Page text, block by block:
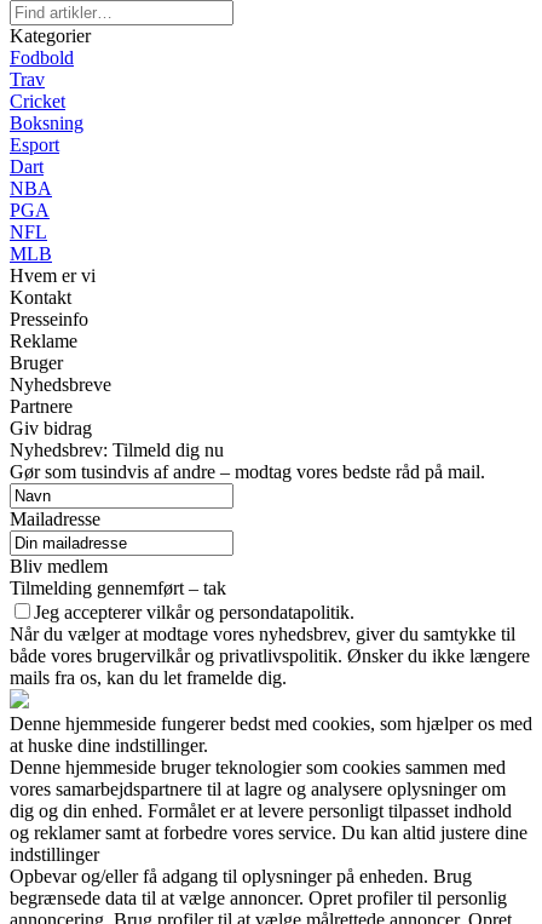
Kategorier
Fodbold
Trav
Cricket
Boksning
Esport
Dart
NBA
PGA
NFL
MLB
Hvem er vi
Kontakt
Presseinfo
Reklame
Bruger
Nyhedsbreve
Partnere
Giv bidrag
Nyhedsbrev: Tilmeld dig nu
Gør som tusindvis af andre – modtag vores bedste råd på mail.
Mailadresse
Bliv medlem
Tilmelding gennemført – tak
Jeg accepterer vilkår og persondatapolitik.
Når du vælger at modtage vores nyhedsbrev, giver du samtykke til
både vores brugervilkår og privatlivspolitik. Ønsker du ikke længere
mails fra os, kan du let framelde dig.
Denne hjemmeside fungerer bedst med cookies, som hjælper os med
at huske dine indstillinger.
Denne hjemmeside bruger teknologier som cookies sammen med
vores samarbejdspartnere til at lagre og analysere oplysninger om
dig og din enhed. Formålet er at levere personligt tilpasset indhold
og reklamer samt at forbedre vores service. Du kan altid justere dine
indstillinger
Opbevar og/eller få adgang til oplysninger på enheden. Brug
begrænsede data til at vælge annoncer. Opret profiler til personlig
annoncering. Brug profiler til at vælge målrettede annoncer. Opret